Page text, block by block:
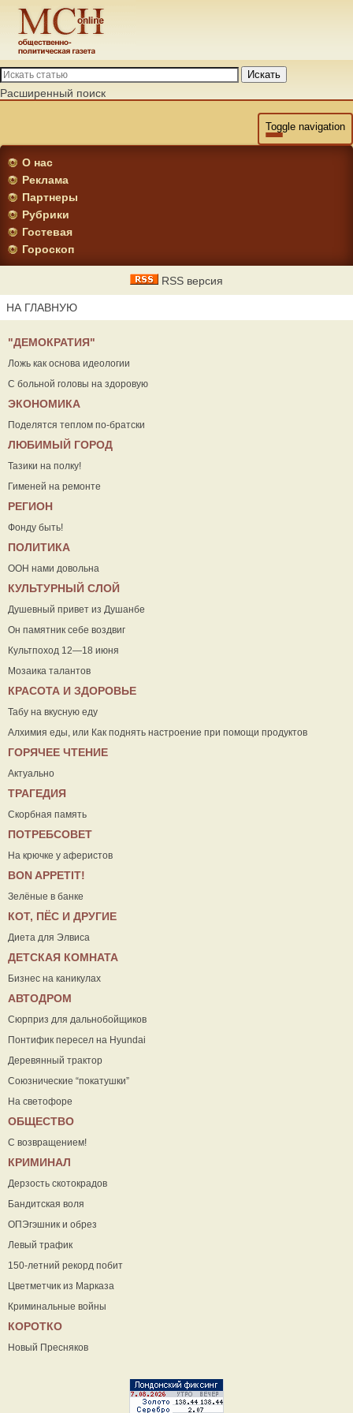
Искать
Расширенный поиск
Toggle navigation
О нас
Реклама
Партнеры
Рубрики
Гостевая
Гороскоп
RSS версия
НА ГЛАВНУЮ
"ДЕМОКРАТИЯ"
Ложь как основа идеологии
С больной головы на здоровую
ЭКОНОМИКА
Поделятся теплом по-братски
ЛЮБИМЫЙ ГОРОД
Тазики на полку!
Гименей на ремонте
РЕГИОН
Фонду быть!
ПОЛИТИКА
ООН нами довольна
КУЛЬТУРНЫЙ СЛОЙ
Душевный привет из Душанбе
Он памятник себе воздвиг
Культпоход 12—18 июня
Мозаика талантов
КРАСОТА И ЗДОРОВЬЕ
Табу на вкусную еду
Алхимия еды, или Как поднять настроение при помощи продуктов
ГОРЯЧЕЕ ЧТЕНИЕ
Актуально
ТРАГЕДИЯ
Скорбная память
ПОТРЕБСОВЕТ
На крючке у аферистов
ВON APPETIT!
Зелёные в банке
КОТ, ПЁС И ДРУГИЕ
Диета для Элвиса
ДЕТСКАЯ КОМНАТА
Бизнес на каникулах
АВТОДРОМ
Сюрприз для дальнобойщиков
Понтифик пересел на Hyundai
Деревянный трактор
Союзнические “покатушки”
На светофоре
ОБЩЕСТВО
С возвращением!
КРИМИНАЛ
Дерзость скотокрадов
Бандитская воля
ОПЭгэшник и обрез
Левый трафик
150-летний рекорд побит
Цветметчик из Марказа
Криминальные войны
КОРОТКО
Новый Пресняков